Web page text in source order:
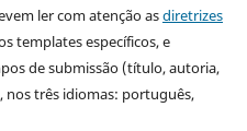
ler com atenção asdiretrizes
templates específicos, e
de submissão (título, autoria,
três idiomas: português,